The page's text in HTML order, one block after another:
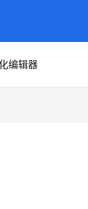
编辑器